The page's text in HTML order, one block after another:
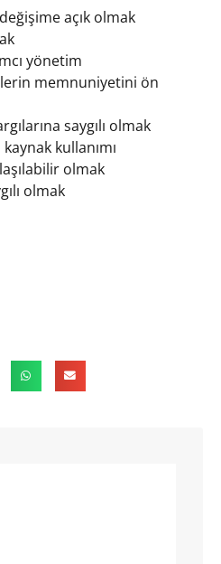
açık olmak
yönetim
memnuniyetini ön
saygılı olmak
kullanımı
olmak
olmak